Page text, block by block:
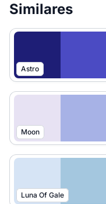
Similares
Astro
Moon
Luna Of Gale